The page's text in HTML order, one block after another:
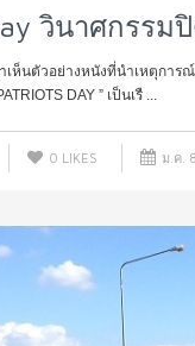
วินาศกรรมปิ
ห็นตัวอย่างหนังที่นำเหตุการ
DAY ” เป็นเรื ...
0 LIKES ม.ค.